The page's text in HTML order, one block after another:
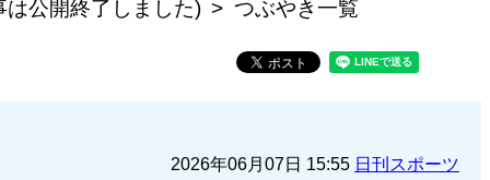
公開終了しました) つぶやき一覧
2026年06月07日 15:55 日刊スポーツ